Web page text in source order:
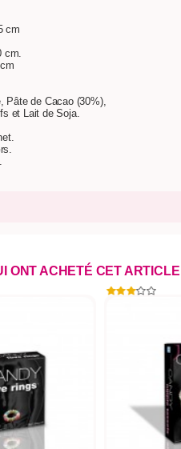
cm
cm.
Pâte de Cacao (30%),
et Lait de Soja.
ONT ACHETÉ CET